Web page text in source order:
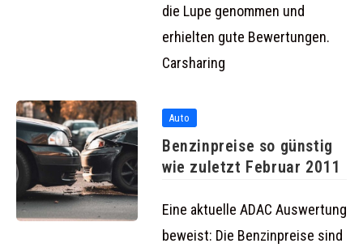
die Lupe genommen und
erhielten gute Bewertungen.
Carsharing
Auto
Benzinpreise so günstig
wie zuletzt Februar 2011
Eine aktuelle ADAC Auswertung
beweist: Die Benzinpreise sind